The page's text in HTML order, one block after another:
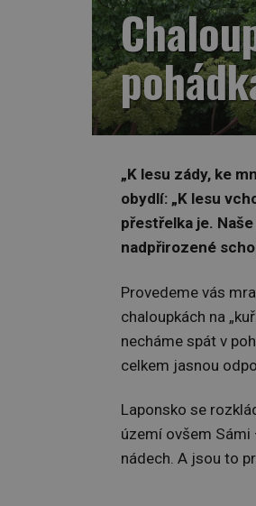
„K lesu zády, ke
obydlí: „K lesu
přestřelka je.
nadpřirozené
Provedeme vás
chaloupkách na
necháme spát v
celkem jasnou
Laponsko se
území ovšem Sámi
nádech. A jsou to